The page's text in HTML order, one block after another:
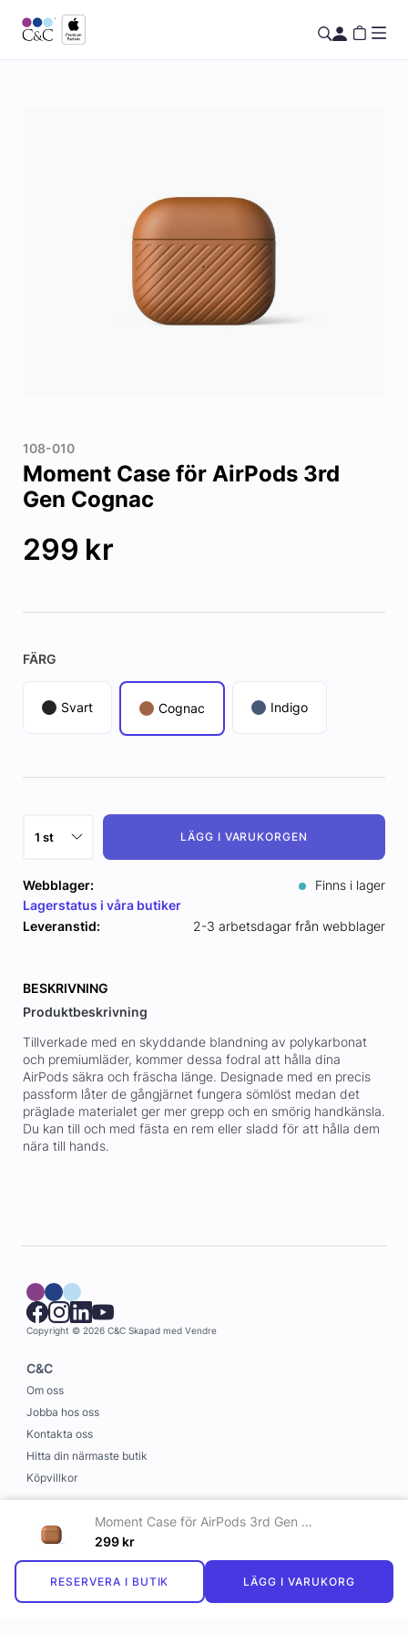
108-010
Moment Case för AirPods 3rd
Gen Cognac
299 kr
FÄRG
Svart Cognac Indigo
LÄGG I VARUKORGEN
Moment Case för AirPods 3rd Gen Cognac
299 kr
RESERVERA I BUTIK LÄGG I VARUKORG
Webblager:
Finns i lager
Lagerstatus i våra butiker
Leveranstid:
2-3 arbetsdagar från webblager
BESKRIVNING
Produktbeskrivning
Tillverkade med en skyddande blandning av polykarbonat
och premiumläder, kommer dessa fodral att hålla dina
AirPods säkra och fräscha länge. Designade med en precis
passform låter de gångjärnet fungera sömlöst medan det
präglade materialet ger mer grepp och en smörig handkänsla.
Du kan till och med fästa en rem eller sladd för att hålla dem
nära till hands.
Copyright © 2026 C&C Skapad med Vendre
C&C
Om oss
Jobba hos oss
Kontakta oss
Hitta din närmaste butik
Köpvillkor
Information
Leverans och betalning
Cookies
Personuppgiftspolicy